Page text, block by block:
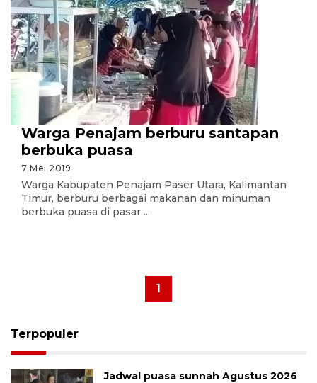
Warga Penajam berburu santapan
berbuka puasa
7 Mei 2019
Warga Kabupaten Penajam Paser Utara, Kalimantan
Timur, berburu berbagai makanan dan minuman
berbuka puasa di pasar ...
1
Terpopuler
Jadwal puasa sunnah Agustus 2026